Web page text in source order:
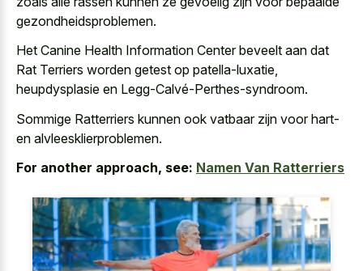
gezondheidsproblemen.
Het Canine Health Information Center beveelt aan dat
Rat Terriers worden getest op patella-luxatie,
heupdysplasie en Legg-Calvé-Perthes-syndroom.
Sommige Ratterriers kunnen ook vatbaar zijn voor hart-
en alvleesklierproblemen.
For another approach, see: Namen Van Ratterriers